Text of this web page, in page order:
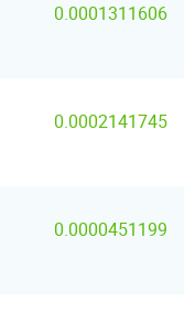
0.0001311606
0.0002141745
0.0000451199